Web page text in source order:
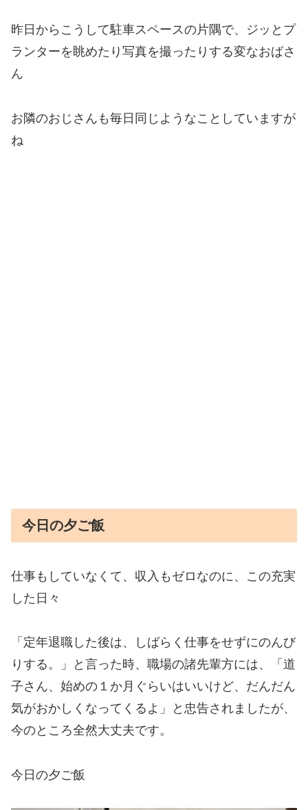
昨日からこうして駐車スペースの片隅で、ジッとプ
ランターを眺めたり写真を撮ったりする変なおばさ
ん
お隣のおじさんも毎日同じようなことしていますが
ね
今日の夕ご飯
仕事もしていなくて、収入もゼロなのに、この充実
した日々
「定年退職した後は、しばらく仕事をせずにのんび
りする。」と言った時、職場の諸先輩方には、「道
子さん、始めの１か月ぐらいはいいけど、だんだん
気がおかしくなってくるよ」と忠告されましたが、
今のところ全然大丈夫です。
今日の夕ご飯